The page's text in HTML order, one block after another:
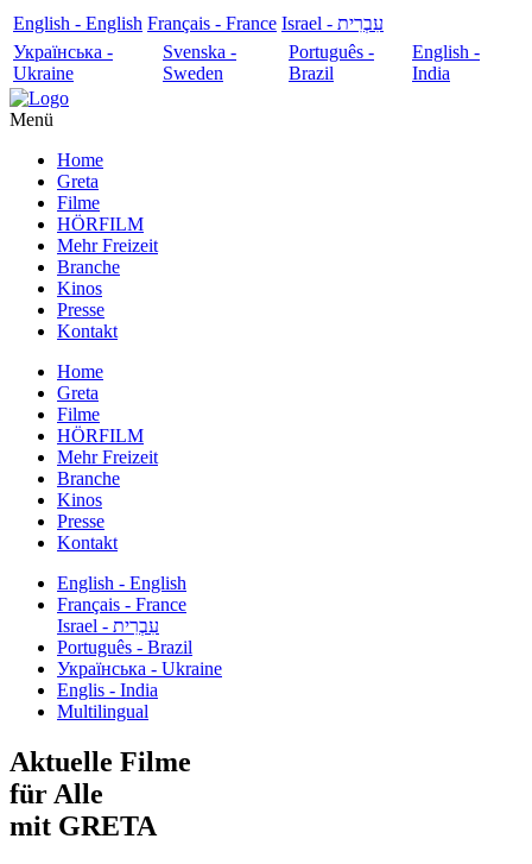
English - English Français - France
עִבְרִית - Israel
Українська -
Ukraine
Svenska -
Sweden
Português -
Brazil
English -
India
Menü
Home
Greta
Filme
HÖRFILM
Mehr Freizeit
Branche
Kinos
Presse
Kontakt
Home
Greta
Filme
HÖRFILM
Mehr Freizeit
Branche
Kinos
Presse
Kontakt
English - English
Français - France
עִבְרִית - Israel
Português - Brazil
Українська - Ukraine
Englis - India
Multilingual
Aktuelle Filme
für Alle
mit GRETA